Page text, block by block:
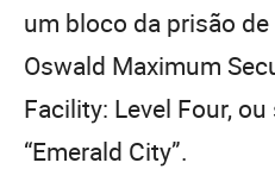
um bloco da prisão
Oswald Maximum
Facility: Level Four,
“Emerald City”.